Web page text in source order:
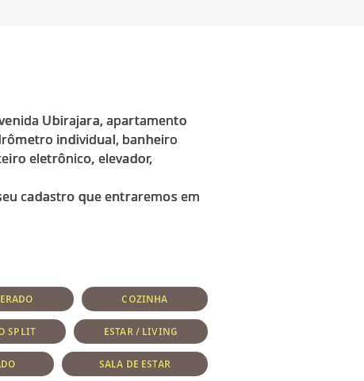
Ubirajara, apartamento
individual, banheiro
eletrônico, elevador,
cadastro que entraremos em
COZINHA
SPLIT ESTAR / LIVING
SALA DE ESTAR